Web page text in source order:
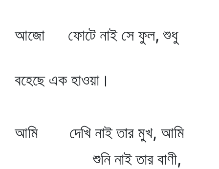
আজো ফোটে নাই সে ফুল, শুধু
বহেছে এক হাওয়া।
আমি দেখি নাই তার মুখ, আমি
শুনি নাই তার বাণী,